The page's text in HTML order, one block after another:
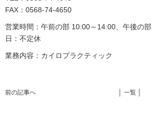
FAX：0568-74-4650
営業時間：午前の部 10:00～14:00、午後の
日：不定休
業務内容：カイロプラクティック
前の記事へ │ 一覧 │